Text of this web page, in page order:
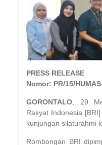
PRESS RELEASE
Nomor: PR/15/
GORONTALO , 29
Rakyat Indonesia
kunjungan silaturahmi
Rombongan BRI